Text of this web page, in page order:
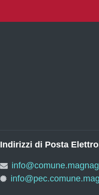
Indirizzi di Posta